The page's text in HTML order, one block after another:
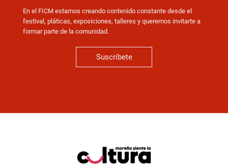
En el FICM estamos creando contenido constante desde el
festival, pláticas, exposiciones, talleres y queremos invitarte a
formar parte de la comunidad.
Suscríbete